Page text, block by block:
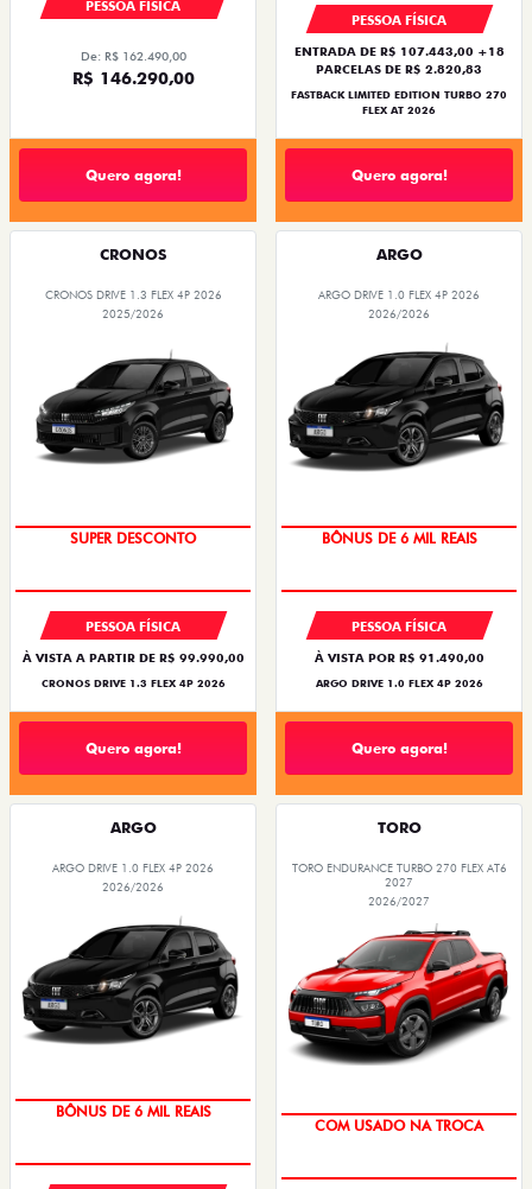
PESSOA FÍSICA
De: R$ 162.490,00
R$ 146.290,00
Quero agora!
PESSOA FÍSICA
ENTRADA DE R$ 107.443,00 +18
PARCELAS DE R$ 2.820,83
FASTBACK LIMITED EDITION TURBO 270
FLEX AT 2026
Quero agora!
CRONOS
CRONOS DRIVE 1.3 FLEX 4P 2026
2025/2026
BÔNUS DE ATÉ R$ 14 MIL
PESSOA FÍSICA
À VISTA A PARTIR DE R$ 99.990,00
CRONOS DRIVE 1.3 FLEX 4P 2026
Quero agora!
ARGO
ARGO DRIVE 1.0 FLEX 4P 2026
2026/2026
TAXA ZERO
PESSOA FÍSICA
À VISTA POR R$ 91.490,00
ARGO DRIVE 1.0 FLEX 4P 2026
Quero agora!
ARGO
ARGO DRIVE 1.0 FLEX 4P 2026
2026/2026
TAXA ZERO
TORO
TORO ENDURANCE TURBO 270 FLEX AT6
2027
2026/2027
OPORTUNIDADE